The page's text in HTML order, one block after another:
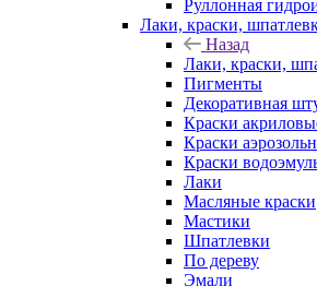
Руллонная
Лаки, краски,
Назад
Лаки, краски,
Пигменты
Декоративная
Краски
Краски
Краски
Лаки
Масляные краски
Мастики
Шпатлевки
По дереву
Эмали